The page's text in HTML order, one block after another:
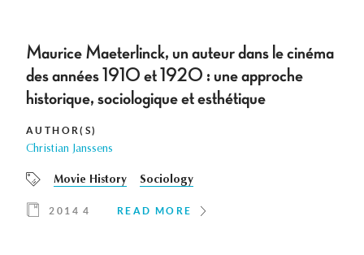
Maurice Maeterlinck, un auteur dans le cinéma
des années 1910 et 1920 : une approche
historique, sociologique et esthétique
AUTHOR(S)
Christian Janssens
Movie History Sociology
2014 4 READ MORE